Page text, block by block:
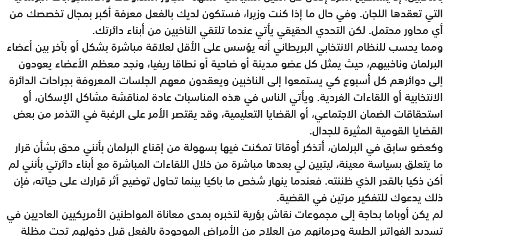
التي تعقدها اللجان. وفي حال ما إذا كنت وزيرا، فستكون لديك بالفعل معرفة أكبر بمجال تخصصك من
أي محاور محتمل. لكن التحدي الحقيقي يأتي عندما تلتقي الناخبين من أبناء دائرتك.
ومما يحسب للنظام الانتخابي البريطاني أنه يؤسس على الأقل لعلاقة مباشرة بشكل أو بآخر بين أعضاء
البرلمان وناخبيهم، حيث يمثل كل عضو مدينة أو ضاحية أو نطاقا ريفيا، ونجد معظم الأعضاء يعودون
إلى دوائرهم كل أسبوع كي يستمعوا إلى الناخبين ويعقدون معهم الجلسات المعروفة بجراحات الدائرة
الانتخابية أو اللقاءات الفردية. ويأتي الناس في هذه المناسبات عادة لمناقشة مشاكل الإسكان، أو
استحقاقات الضمان الاجتماعي، أو القضايا التعليمية، وقد يقتصر الأمر على الرغبة في التذمر من بعض
القضايا القومية المثيرة للجدال.
وكعضو سابق في البرلمان، أتذكر أوقاتا تمكنت فيها بسهولة من إقناع البرلمان بأنني محق بشأن قرار
ما يتعلق بسياسة معينة، ليتبين لي بعدها مباشرة من خلال اللقاءات المباشرة مع أبناء دائرتي بأنني لم
أكن ذكيا بالقدر الذي ظننته. فعندما ينهار شخص ما باكيا بينما تحاول توضيح أثر قرارك على حياته، فإن
ذلك يدعوك للتفكير مرتين في القضية.
لم يكن أوباما بحاجة إلى مجموعات نقاش بؤرية لتخبره بمدى معاناة المواطنين الأمريكيين العاديين في
تسديد الفواتير الطبية وحرمانهم من العلاج من الأمراض الموجودة بالفعل قبل دخولهم تحت مظلة